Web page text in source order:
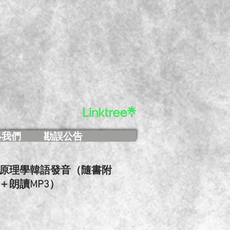
們 勘誤公告
理學韓語發音（隨書附
朗讀MP3）